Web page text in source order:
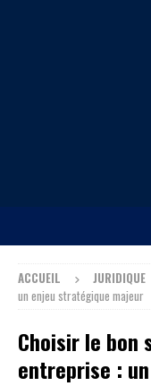
ACCUEIL JURIDIQUE
un enjeu stratégique majeur
Choisir le
entreprise :